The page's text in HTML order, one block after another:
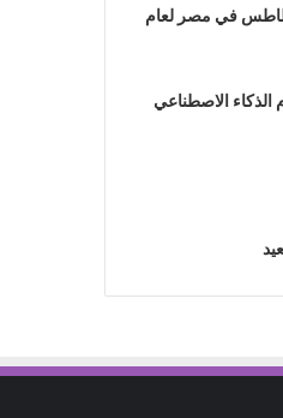
في مصر لعام
الاصطناعي